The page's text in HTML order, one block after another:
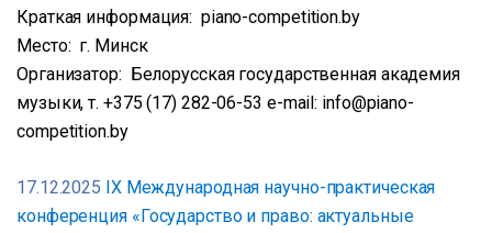
Краткая информация: piano-competition.by
Место: г. Минск
Организатор: Белорусская государственная академия
музыки, т. +375 (17) 282-06-53 e-mail: info@piano-
competition.by
17.12.2025 IX Международная научно-практическая
конференция «Государство и право: актуальные